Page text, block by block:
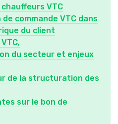
VTC
commande VTC dans
du client
du secteur et enjeux
de la structuration des
sur le bon de